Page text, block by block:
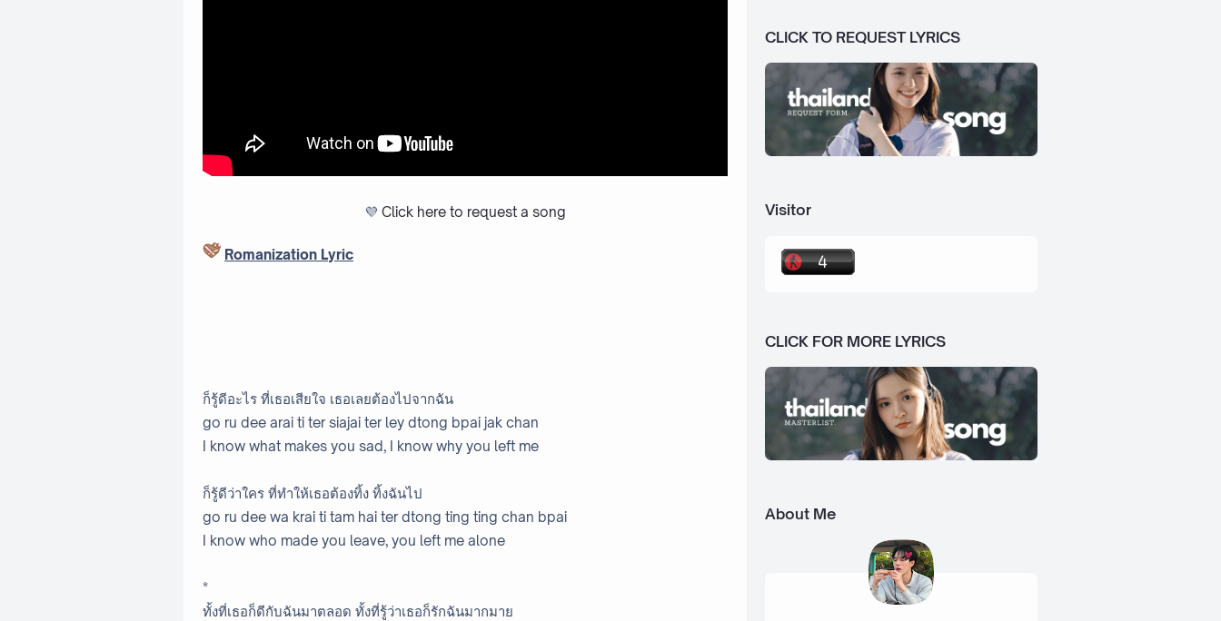
💜 Click here to request a song
Romanization Lyric
ก็รู้ดีอะไร ที่เธอเสียใจ เธอเลยต้องไปจากฉัน
go ru dee arai ti ter siajai ter ley dtong bpai jak chan
I know what makes you sad, I know why you left me
ก็รู้ดีว่าใคร ที่ทำให้เธอต้องทิ้ง ทิ้งฉันไป
go ru dee wa krai ti tam hai ter dtong ting ting chan bpai
I know who made you leave, you left me alone
*
ทั้งที่เธอก็ดีกับฉันมาตลอด ทั้งที่รู้ว่าเธอก็รักฉันมากมาย
CLICK TO REQUEST LYRICS
Visitor
CLICK FOR MORE LYRICS
About Me